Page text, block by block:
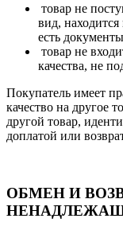
товар не
вид,
есть
товар не
качества, не
Покупатель имеет
качество на другое
другой товар,
доплатой или
ОБМЕН И